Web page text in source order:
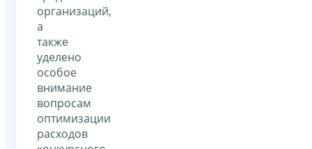
организаций,
а
также
уделено
особое
внимание
вопросам
оптимизации
расходов